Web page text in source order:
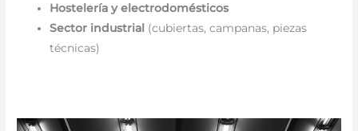
Hostelería y electrodomésticos
Sector industrial (cubiertas, campanas, piezas
técnicas)